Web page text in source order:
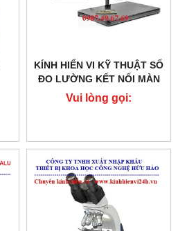
KÍNH HIỂN VI KỸ THUẬT SỐ
ĐO LƯỜNG KẾT NỐI MÀN
HÌNH
Vui lòng gọi: